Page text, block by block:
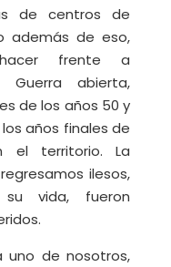
de centros de
además de eso,
frente a
Guerra abierta,
de los años 50 y
años finales de
el territorio. La
ilesos,
vida, fueron
uno de nosotros,